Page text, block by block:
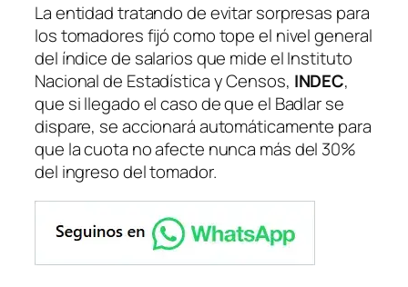
La entidad tratando de evitar sorpresas para
los tomadores fijó como tope el nivel general
del índice de salarios que mide el Instituto
Nacional de Estadística y Censos, INDEC,
que si llegado el caso de que el Badlar se
dispare, se accionará automáticamente para
que la cuota no afecte nunca más del 30%
del ingreso del tomador.